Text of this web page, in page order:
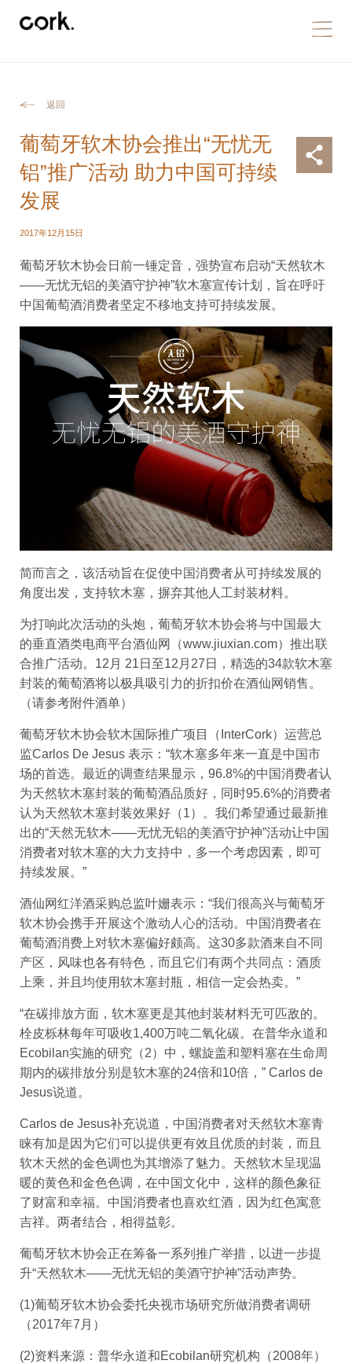
返回
葡萄牙软木协会推出“无忧无
铝”推广活动 助力中国可持续
发展
2017年12月15日
葡萄牙软木协会日前一锤定音，强势宣布启动“天然软木
——无忧无铝的美酒守护神”软木塞宣传计划，旨在呼吁
中国葡萄酒消费者坚定不移地支持可持续发展。
简而言之，该活动旨在促使中国消费者从可持续发展的
角度出发，支持软木塞，摒弃其他人工封装材料。
为打响此次活动的头炮，葡萄牙软木协会将与中国最大
的垂直酒类电商平台酒仙网（www.jiuxian.com）推出联
合推广活动。12月 21日至12月27日，精选的34款软木塞
封装的葡萄酒将以极具吸引力的折扣价在酒仙网销售。
（请参考附件酒单）
葡萄牙软木协会软木国际推广项目（InterCork）运营总
监Carlos De Jesus 表示：“软木塞多年来一直是中国市
场的首选。最近的调查结果显示，96.8%的中国消费者认
为天然软木塞封装的葡萄酒品质好，同时95.6%的消费者
认为天然软木塞封装效果好（1）。我们希望通过最新推
出的“天然无软木——无忧无铝的美酒守护神”活动让中国
消费者对软木塞的大力支持中，多一个考虑因素，即可
持续发展。”
酒仙网红洋酒采购总监叶姗表示：“我们很高兴与葡萄牙
软木协会携手开展这个激动人心的活动。中国消费者在
葡萄酒消费上对软木塞偏好颇高。这30多款酒来自不同
产区，风味也各有特色，而且它们有两个共同点：酒质
上乘，并且均使用软木塞封瓶，相信一定会热卖。”
“在碳排放方面，软木塞更是其他封装材料无可匹敌的。
栓皮栎林每年可吸收1,400万吨二氧化碳。在普华永道和
Ecobilan实施的研究（2）中，螺旋盖和塑料塞在生命周
期内的碳排放分别是软木塞的24倍和10倍，” Carlos de
Jesus说道。
Carlos de Jesus补充说道，中国消费者对天然软木塞青
睐有加是因为它们可以提供更有效且优质的封装，而且
软木天然的金色调也为其增添了魅力。天然软木呈现温
暖的黄色和金色色调，在中国文化中，这样的颜色象征
了财富和幸福。中国消费者也喜欢红酒，因为红色寓意
吉祥。两者结合，相得益彰。
葡萄牙软木协会正在筹备一系列推广举措，以进一步提
升“天然软木——无忧无铝的美酒守护神”活动声势。
(1)葡萄牙软木协会委托央视市场研究所做消费者调研
（2017年7月）
(2)资料来源：普华永道和Ecobilan研究机构（2008年）